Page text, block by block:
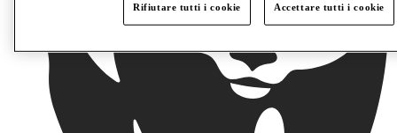
Rifiutare tutti i cookie Accettare tutti i cookie